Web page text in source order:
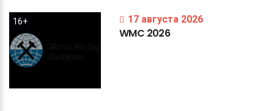
16+ 17 августа 2026
WMC 2026